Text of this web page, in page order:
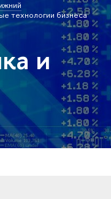
технологии бизнеса
и